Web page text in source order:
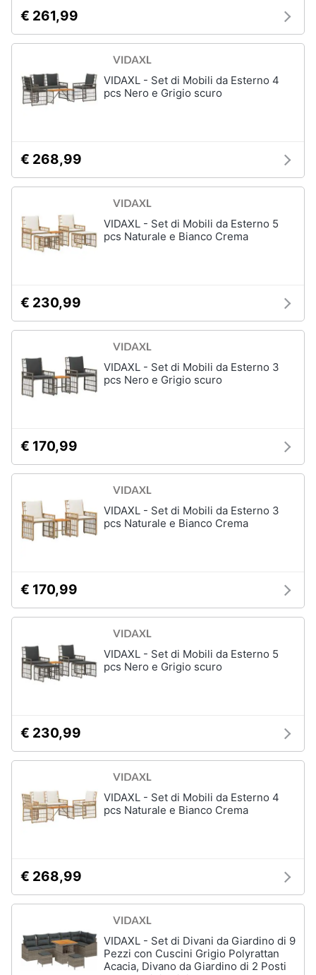
€ 261,99
VIDAXL - Set di Mobili da Esterno 4
pcs Nero e Grigio scuro
€ 268,99
VIDAXL - Set di Mobili da Esterno 5
pcs Naturale e Bianco Crema
€ 230,99
VIDAXL - Set di Mobili da Esterno 3
pcs Nero e Grigio scuro
€ 170,99
VIDAXL - Set di Mobili da Esterno 3
pcs Naturale e Bianco Crema
€ 170,99
VIDAXL - Set di Mobili da Esterno 5
pcs Nero e Grigio scuro
€ 230,99
VIDAXL - Set di Mobili da Esterno 4
pcs Naturale e Bianco Crema
€ 268,99
VIDAXL - Set di Divani da Giardino di 9
Pezzi con Cuscini Grigio Polyrattan
Acacia, Divano da Giardino di 2 Posti